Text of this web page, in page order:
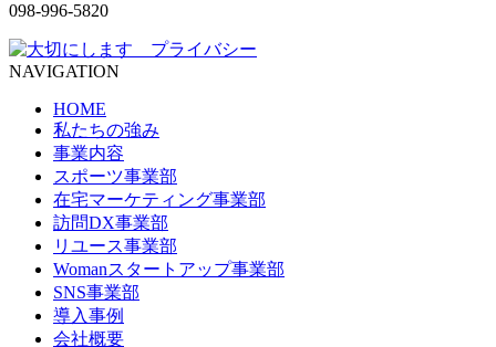
098-996-5820
NAVIGATION
HOME
私たちの強み
事業内容
スポーツ事業部
在宅マーケティング事業部
訪問DX事業部
リユース事業部
Womanスタートアップ事業部
SNS事業部
導入事例
会社概要